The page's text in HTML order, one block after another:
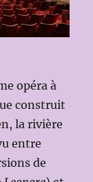
opéra à
construit
la rivière
entre
de